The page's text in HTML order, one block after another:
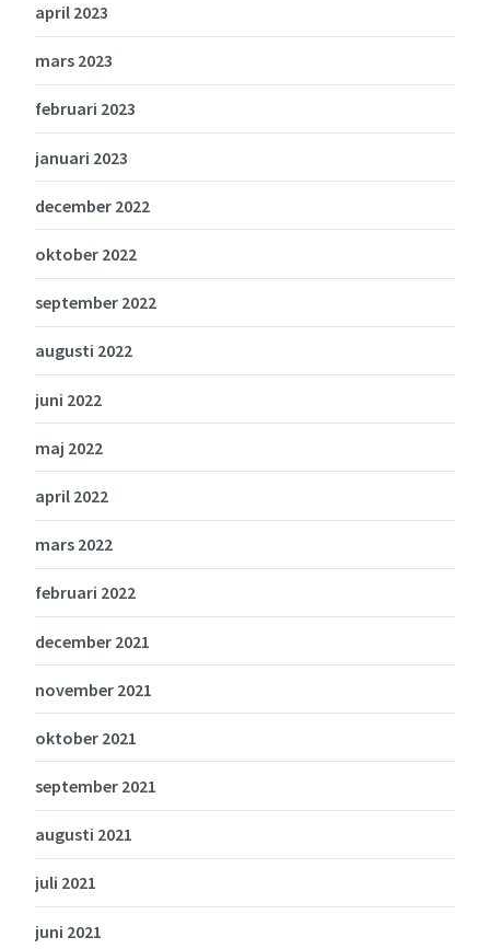
april 2023
mars 2023
februari 2023
januari 2023
december 2022
oktober 2022
september 2022
augusti 2022
juni 2022
maj 2022
april 2022
mars 2022
februari 2022
december 2021
november 2021
oktober 2021
september 2021
augusti 2021
juli 2021
juni 2021